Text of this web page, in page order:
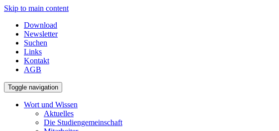
Skip to main content
Download
Newsletter
Suchen
Links
Kontakt
AGB
Toggle navigation
Wort und Wissen
Aktuelles
Die Studiengemeinschaft